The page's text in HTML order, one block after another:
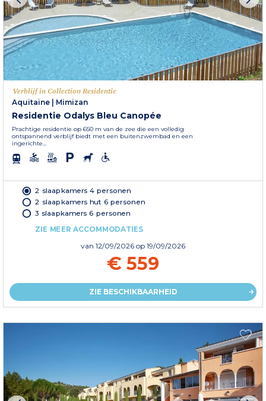
Verblijf in Collection Residentie
Aquitaine
Mimizan
Residentie Odalys Bleu Canopée
Prachtige residentie op 650 m van de zee die een volledig
ontspannend verblijf biedt met een buitenzwembad en een
ingerichte...
2 slaapkamers 4 personen
2 slaapkamers hut 6 personen
3 slaapkamers 6 personen
ZIE MEER ACCOMMODATIES
van 12/09/2026 op 19/09/2026
€ 559
ZIE BESCHIKBAARHEID